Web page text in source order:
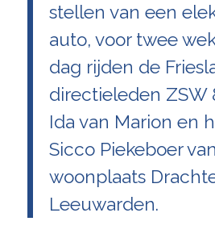
stellen van een
auto, voor twee
dag rijden de
directieleden ZSW
Ida van Marion en
Sicco Piekeboer van
woonplaats
Leeuwarden.